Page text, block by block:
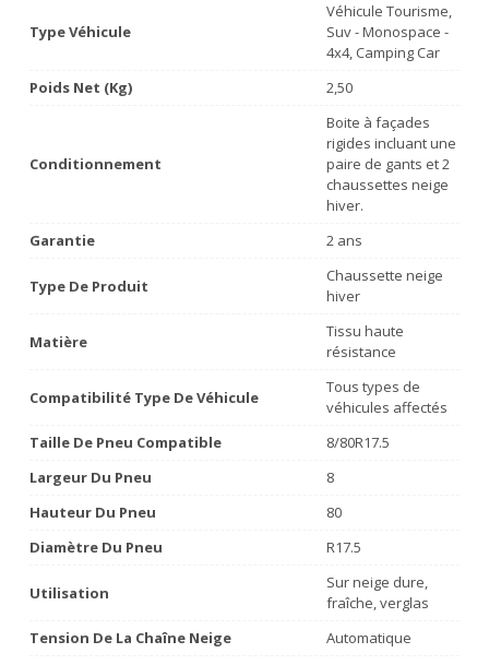
Type Véhicule
Véhicule Tourisme,
Suv - Monospace -
4x4, Camping Car
Poids Net (Kg)
2,50
Conditionnement
Boite à façades
rigides incluant une
paire de gants et 2
chaussettes neige
hiver.
Garantie
2 ans
Type De Produit
Chaussette neige
hiver
Matière
Tissu haute
résistance
Compatibilité Type De Véhicule
Tous types de
véhicules affectés
Taille De Pneu Compatible
8/80R17.5
Largeur Du Pneu
8
Hauteur Du Pneu
80
Diamètre Du Pneu
R17.5
Utilisation
Sur neige dure,
fraîche, verglas
Tension De La Chaîne Neige
Automatique